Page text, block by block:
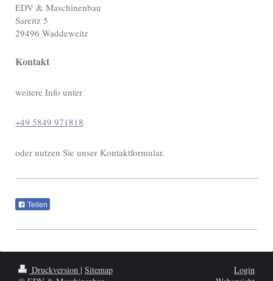
EDV & Maschinenbau
Sareitz 5
29496 Waddeweitz
Kontakt
weitere Info unter
+49 5849 971818
oder nutzen Sie unser Kontaktformular.
Teilen
Druckversion | Sitemap
Login